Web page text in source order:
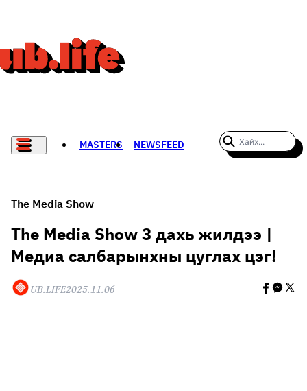
MASTERS NEWSFEED
THE NEW YORK TIMES
НАДАД НЭГ САНАЛ БАЙНА
The Media Show
The Media Show 3 дахь жилдээ |
Медиа салбарынхны цуглах цэг!
UB.LIFE2025.11.06